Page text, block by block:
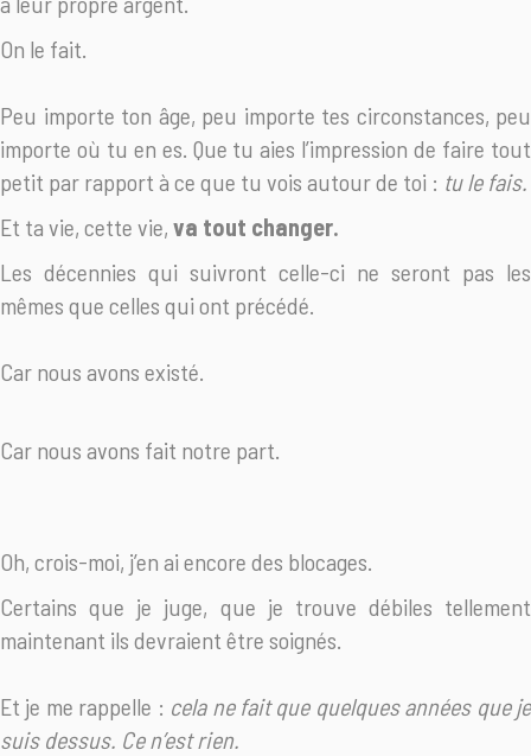
On le fait.
Peu importe ton âge, peu importe tes circonstances, peu
importe où tu en es. Que tu aies l’impression de faire tout
petit par rapport à ce que tu vois autour de toi : tu le fais.
Et ta vie, cette vie, va tout changer.
Les décennies qui suivront celle-ci ne seront pas les
mêmes que celles qui ont précédé.
Car nous avons existé.
Car nous avons fait notre part.
Oh, crois-moi, j’en ai encore des blocages.
Certains que je juge, que je trouve débiles tellement
maintenant ils devraient être soignés.
Et je me rappelle : cela ne fait que quelques années que je
suis dessus. Ce n’est rien.